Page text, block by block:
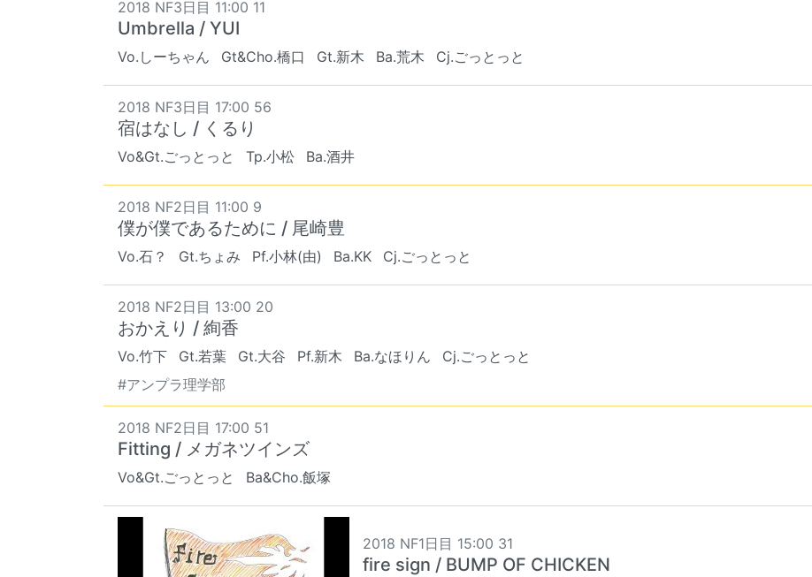
2018 NF3日目 11:00 11
Umbrella / YUI
Vo.しーちゃん Gt&Cho.橋口 Gt.新木 Ba.荒木 Cj.ごっとっと
2018 NF3日目 17:00 56
宿はなし / くるり
Vo&Gt.ごっとっと Tp.小松 Ba.酒井
2018 NF2日目 11:00 9
僕が僕であるために / 尾崎豊
Vo.石？ Gt.ちょみ Pf.小林(由) Ba.KK Cj.ごっとっと
2018 NF2日目 13:00 20
おかえり / 絢香
Vo.竹下 Gt.若葉 Gt.大谷 Pf.新木 Ba.なほりん
Cj.ごっとっと
#アンプラ理学部
2018 NF2日目 17:00 51
Fitting / メガネツインズ
Vo&Gt.ごっとっと Ba&Cho.飯塚
2018 NF1日目 15:00 31
fire sign / BUMP OF CHICKEN